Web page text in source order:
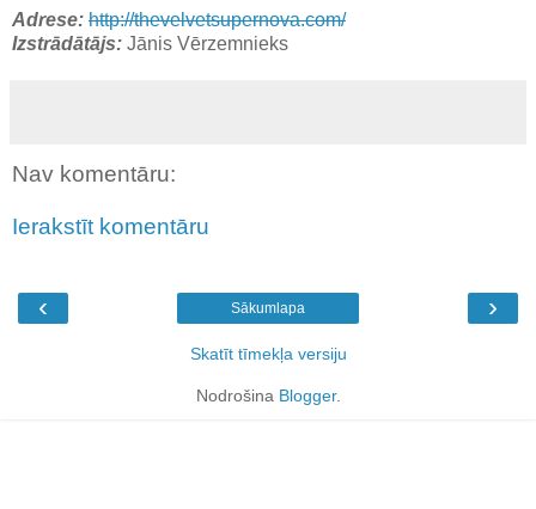
Adrese: http://thevelvetsupernova.com/
Izstrādātājs: Jānis Vērzemnieks
Nav komentāru:
Ierakstīt komentāru
‹ ›
Sākumlapa
Skatīt tīmekļa versiju
Nodrošina Blogger.